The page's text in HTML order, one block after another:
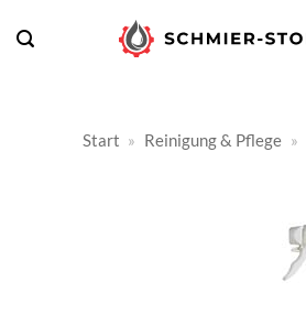
Inhalt
Start » Reinigung & Pflege »